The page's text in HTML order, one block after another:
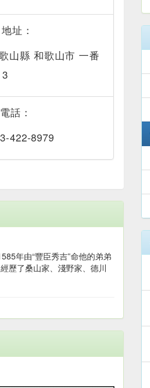
地址：
山縣 和歌山市 一番
話：
422-8979
年由“豐臣秀吉”命他的弟弟
歷了桑山家、淺野家、德川